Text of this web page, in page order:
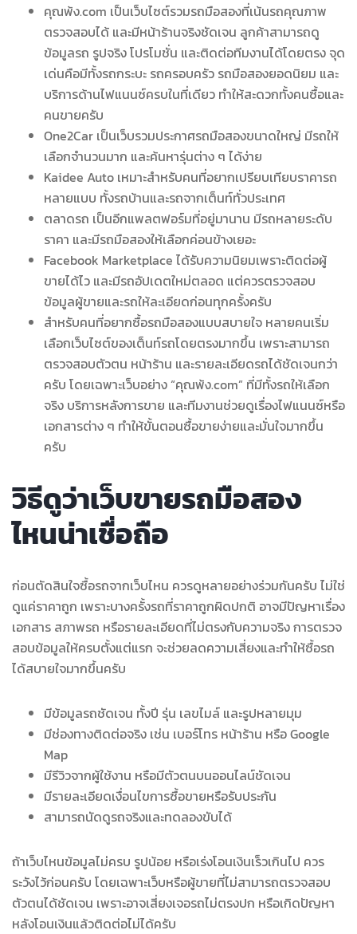
คุณพ้ง.com เป็นเว็บไซต์รวมรถมือสองที่เน้นรถคุณภาพ
ตรวจสอบได้ และมีหน้าร้านจริงชัดเจน ลูกค้าสามารถดู
ข้อมูลรถ รูปจริง โปรโมชั่น และติดต่อทีมงานได้โดยตรง จุด
เด่นคือมีทั้งรถกระบะ รถครอบครัว รถมือสองยอดนิยม และ
บริการด้านไฟแนนซ์ครบในที่เดียว ทำให้สะดวกทั้งคนซื้อและ
คนขายครับ
One2Car เป็นเว็บรวมประกาศรถมือสองขนาดใหญ่ มีรถให้
เลือกจำนวนมาก และค้นหารุ่นต่าง ๆ ได้ง่าย
Kaidee Auto เหมาะสำหรับคนที่อยากเปรียบเทียบราคารถ
หลายแบบ ทั้งรถบ้านและรถจากเต็นท์ทั่วประเทศ
ตลาดรถ เป็นอีกแพลตฟอร์มที่อยู่มานาน มีรถหลายระดับ
ราคา และมีรถมือสองให้เลือกค่อนข้างเยอะ
Facebook Marketplace ได้รับความนิยมเพราะติดต่อผู้
ขายได้ไว และมีรถอัปเดตใหม่ตลอด แต่ควรตรวจสอบ
ข้อมูลผู้ขายและรถให้ละเอียดก่อนทุกครั้งครับ
สำหรับคนที่อยากซื้อรถมือสองแบบสบายใจ หลายคนเริ่ม
เลือกเว็บไซต์ของเต็นท์รถโดยตรงมากขึ้น เพราะสามารถ
ตรวจสอบตัวตน หน้าร้าน และรายละเอียดรถได้ชัดเจนกว่า
ครับ โดยเฉพาะเว็บอย่าง “คุณพ้ง.com” ที่มีทั้งรถให้เลือก
จริง บริการหลังการขาย และทีมงานช่วยดูเรื่องไฟแนนซ์หรือ
เอกสารต่าง ๆ ทำให้ขั้นตอนซื้อขายง่ายและมั่นใจมากขึ้น
ครับ
วิธีดูว่าเว็บขายรถมือสอง
ไหนน่าเชื่อถือ
ก่อนตัดสินใจซื้อรถจากเว็บไหน ควรดูหลายอย่างร่วมกันครับ ไม่ใช่
ดูแค่ราคาถูก เพราะบางครั้งรถที่ราคาถูกผิดปกติ อาจมีปัญหาเรื่อง
เอกสาร สภาพรถ หรือรายละเอียดที่ไม่ตรงกับความจริง การตรวจ
สอบข้อมูลให้ครบตั้งแต่แรก จะช่วยลดความเสี่ยงและทำให้ซื้อรถ
ได้สบายใจมากขึ้นครับ
มีข้อมูลรถชัดเจน ทั้งปี รุ่น เลขไมล์ และรูปหลายมุม
มีช่องทางติดต่อจริง เช่น เบอร์โทร หน้าร้าน หรือ Google
Map
มีรีวิวจากผู้ใช้งาน หรือมีตัวตนบนออนไลน์ชัดเจน
มีรายละเอียดเงื่อนไขการซื้อขายหรือรับประกัน
สามารถนัดดูรถจริงและทดลองขับได้
ถ้าเว็บไหนข้อมูลไม่ครบ รูปน้อย หรือเร่งโอนเงินเร็วเกินไป ควร
ระวังไว้ก่อนครับ โดยเฉพาะเว็บหรือผู้ขายที่ไม่สามารถตรวจสอบ
ตัวตนได้ชัดเจน เพราะอาจเสี่ยงเจอรถไม่ตรงปก หรือเกิดปัญหา
หลังโอนเงินแล้วติดต่อไม่ได้ครับ